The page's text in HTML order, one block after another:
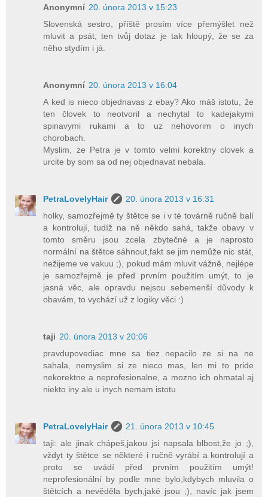
Anonymní 20. února 2013 v 15:23
Slovenská sestro, příště prosím více přemýšlet než
mluvit a psát, ten tvůj dotaz je tak hloupý, že se za
něho stydím i já.
Anonymní 20. února 2013 v 16:04
A ked is nieco objednavas z ebay? Ako máš istotu, že
ten človek to neotvoril a nechytal to kadejakymi
spinavymi rukami a to uz nehovorim o inych
chorobach.
Myslim, ze Petra je v tomto velmi korektny clovek a
urcite by som sa od nej objednavat nebala.
PetraLovelyHair
20. února 2013 v 16:31
holky, samozřejmě ty štětce se i v té továrně ručně balí
a kontrolují, tudíž na ně někdo sahá, takže obavy v
tomto směru jsou zcela zbytečné a je naprosto
normální na štětce sáhnout,fakt se jim nemůže nic stát,
nežijeme ve vakuu ;), pokud mám mluvit vážně, nejlépe
je samozřejmě je před prvním použitím umýt, to je
jasná věc, ale opravdu nejsou sebemenší důvody k
obavám, to vychází už z logiky věci :)
taji 20. února 2013 v 20:06
pravdupovediac mne sa tiez nepacilo ze si na ne
sahala, nemyslim si ze nieco mas, len mi to pride
nekorektne a neprofesionalne, a mozno ich ohmatal aj
niekto iny ale u inych nemam istotu
PetraLovelyHair
21. února 2013 v 10:45
taji: ale jinak chápeš,jakou jsi napsala blbost,že jo ;),
vždyt ty štětce se některé i ručně vyrábí a kontrolují a
proto se uvádí před prvním použitím umýt!
neprofesionální by podle mne bylo,kdybych mluvila o
štětcích a nevěděla bych,jaké jsou ;), navíc jak jsem